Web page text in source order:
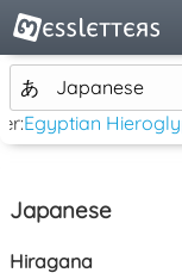
あ
Japanese
Egyptian
Japanese
Hiragana